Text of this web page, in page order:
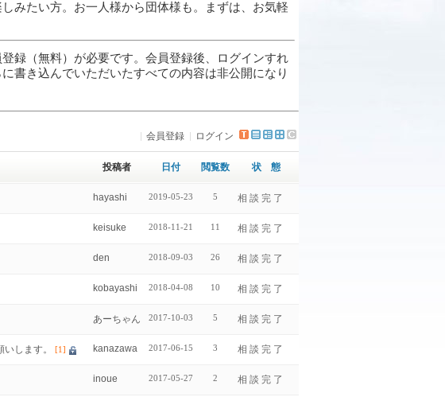
みたい方。お一人様から団体様も。まずは、お気軽
録（無料）が必要です。会員登録後、ログインすれ
書き込んでいただいたすべての内容は非公開になり
会員登録 ログイン
投稿者 日付 閲覧数 状 態
hayashi 2019-05-23 5 相 談 完 了
keisuke 2018-11-21 11 相 談 完 了
den 2018-09-03 26 相 談 完 了
kobayashi 2018-04-08 10 相 談 完 了
あーちゃん 2017-10-03 5 相 談 完 了
します。 [1] kanazawa 2017-06-15 3 相 談 完 了
inoue 2017-05-27 2 相 談 完 了